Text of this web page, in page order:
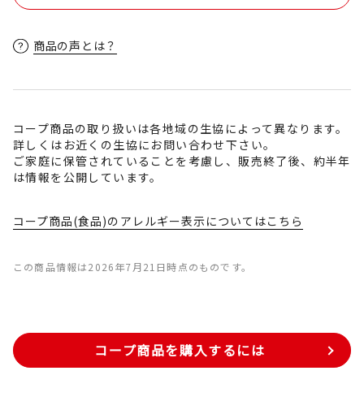
商品の声とは？
コープ商品の取り扱いは各地域の生協によって異なります。
詳しくはお近くの生協にお問い合わせ下さい。
ご家庭に保管されていることを考慮し、販売終了後、約半年
は情報を公開しています。
コープ商品(食品)のアレルギー表示についてはこちら
この商品情報は2026年7月21日時点のものです。
コープ商品を購入するには